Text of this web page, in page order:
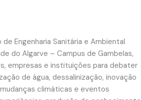
Engenharia Sanitária e Ambiental
do Algarve – Campus de Gambelas,
empresas e instituições para debater
de água, dessalinização, inovação
climáticas e eventos